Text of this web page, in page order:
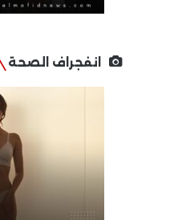
انفجراف الصحة